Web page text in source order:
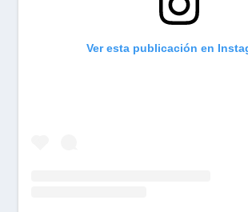
Ver esta publicación en